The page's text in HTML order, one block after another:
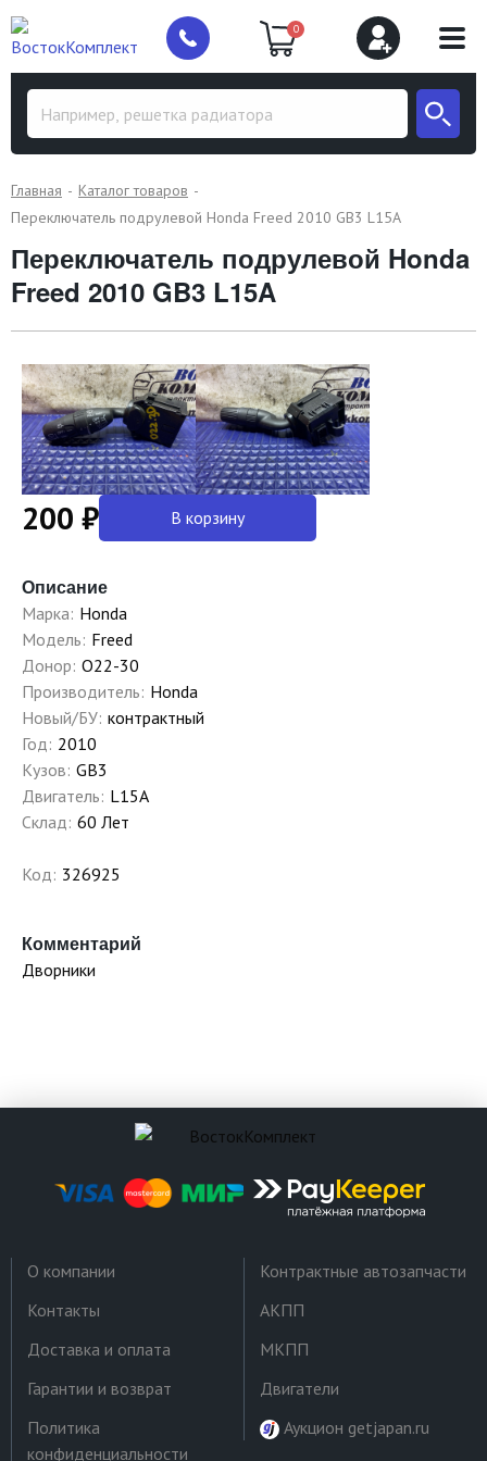
0
Главная
Каталог товаров
Переключатель подрулевой Honda Freed 2010 GB3 L15A
Переключатель подрулевой Honda
Freed 2010 GB3 L15A
200 ₽ В корзину
Описание
Марка: Honda
Модель: Freed
Донор: O22-30
Производитель: Honda
Новый/БУ: контрактный
Год: 2010
Кузов: GB3
Двигатель: L15A
Склад: 60 Лет
Код: 326925
Комментарий
Дворники
О компании
Контакты
Доставка и оплата
Гарантии и возврат
Политика
конфиденциальности
Контрактные автозапчасти
АКПП
МКПП
Двигатели
Аукцион getjapan.ru